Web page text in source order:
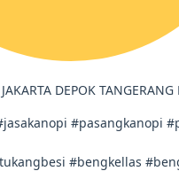
DEPOK TANGERANG
#pasangkanopi
#bengkellas